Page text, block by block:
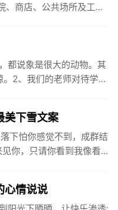
、商店、公共场所及工业
都说象是很大的动物。其
2、我们的老师对待学生
美下雪文案
下怕你感觉不到，成群结
你，只请你看到我像看
心情说说